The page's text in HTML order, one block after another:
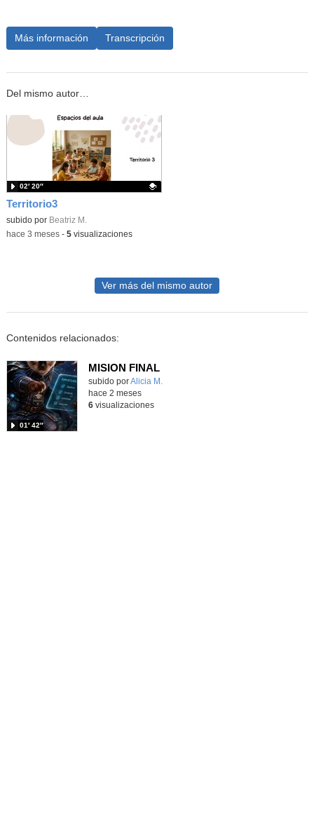
Más información Transcripción
Del mismo autor…
Territorio3
Contenido educativo.
subido por Beatriz M.
02′ 20″
-hace 3 meses- 5visualizaciones
Ver más del mismo autor
Contenidos relacionados:
MISION FINAL
Contenido educativo.
subido porAlicia M.
01′ 42″
hace 2 meses
6visualizaciones